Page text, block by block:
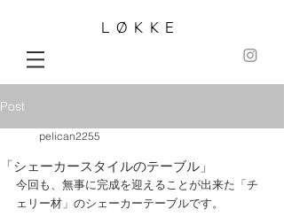
LØKKE
Post
「シェーカースタイルのテーブル」
pelican2255
今回も、無事に完成を迎えることが出来た「チ
ェリー材」のシェーカーテーブルです。